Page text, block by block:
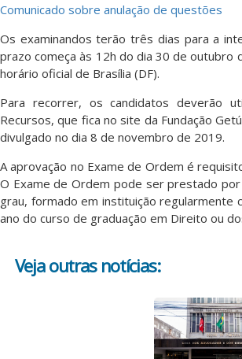
Comunicado sobre anulação de questões
Os examinandos terão três dias para a
prazo começa às 12h do dia 30 de
horário oficial de Brasília (DF).
Para recorrer, os candidatos deverão
Recursos, que fica no site da Fundação
divulgado no dia 8 de novembro de 2019.
A aprovação no Exame de Ordem é
O Exame de Ordem pode ser prestado
grau, formado em instituição
ano do curso de graduação em Direito ou
Veja outras notícias: